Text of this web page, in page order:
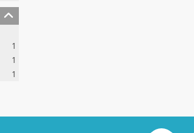
1
1
1